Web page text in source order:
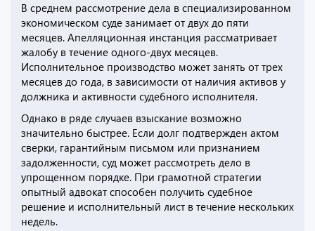
В среднем рассмотрение дела в специализированном
экономическом суде занимает от двух до пяти
месяцев. Апелляционная инстанция рассматривает
жалобу в течение одного-двух месяцев.
Исполнительное производство может занять от трех
месяцев до года, в зависимости от наличия активов у
должника и активности судебного исполнителя.
Однако в ряде случаев взыскание возможно
значительно быстрее. Если долг подтвержден актом
сверки, гарантийным письмом или признанием
задолженности, суд может рассмотреть дело в
упрощенном порядке. При грамотной стратегии
опытный адвокат способен получить судебное
решение и исполнительный лист в течение нескольких
недель.